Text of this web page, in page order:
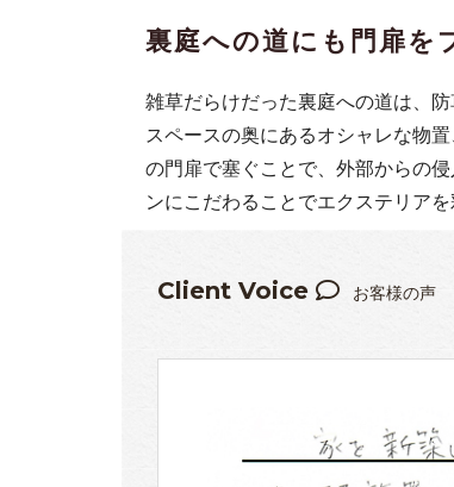
裏庭への道にも門扉を
雑草だらけだった裏庭への道は、
スペースの奥にあるオシャレな物
の門扉で塞ぐことで、外部からの
ンにこだわることでエクステリア
Client Voice お客様の声